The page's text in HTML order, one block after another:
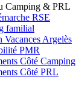
Camping & PRL
RSE
familial
Vacances Argelès
PMR
Côté Camping
Côté PRL